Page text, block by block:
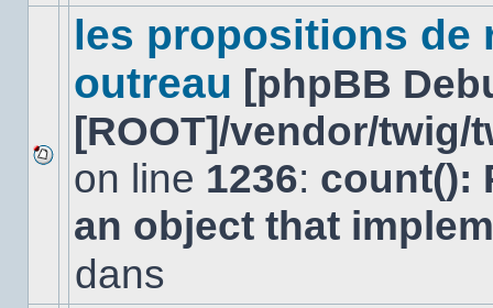
sujet.
Aucun
nouveau
message
non-
dans
les propositions de
outreau [phpBB
[ROOT]/vendor/
on line 1236: count():
an object that
dans